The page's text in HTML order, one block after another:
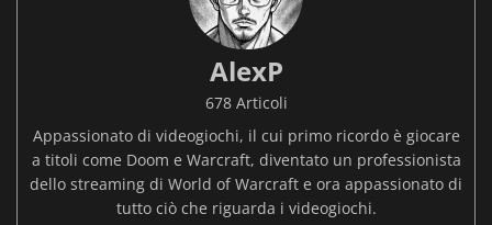
AlexP
678 Articoli
Appassionato di videogiochi, il cui primo ricordo è giocare
a titoli come Doom e Warcraft, diventato un professionista
dello streaming di World of Warcraft e ora appassionato di
tutto ciò che riguarda i videogiochi.